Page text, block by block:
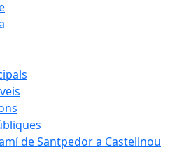
de Santpedor a Castellnou